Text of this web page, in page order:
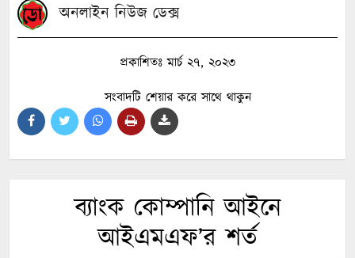
অনলাইন নিউজ ডেক্স
প্রকাশিতঃ মার্চ ২৭, ২০২৩
সংবাদটি শেয়ার করে সাথে থাকুন
ব্যাংক কোম্পানি আইনে
আইএমএফ’র শর্ত